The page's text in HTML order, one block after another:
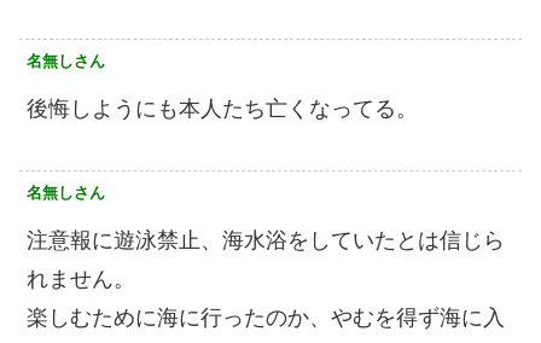
名無しさん
後悔しようにも本人たち亡くなってる。
名無しさん
注意報に遊泳禁止、海水浴をしていたとは信じら
れません。
楽しむために海に行ったのか、やむを得ず海に入